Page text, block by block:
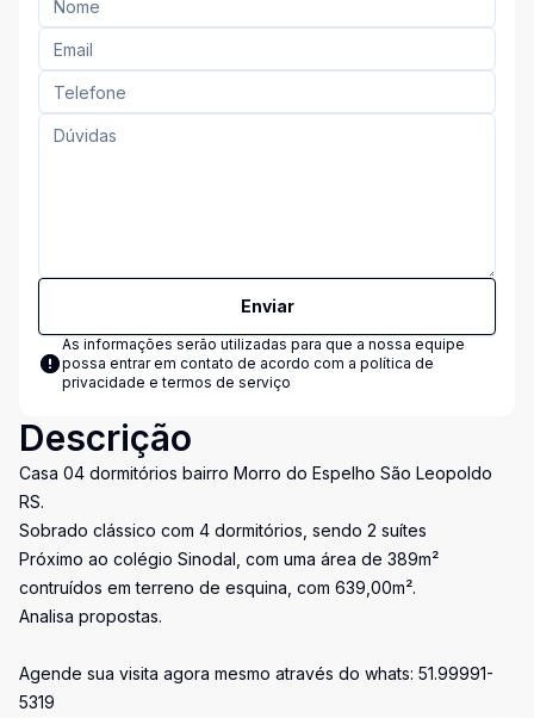
Enviar
As informações serão utilizadas para que a nossa equipe
possa entrar em contato de acordo com a política de
privacidade e termos de serviço
Descrição
Casa 04 dormitórios bairro Morro do Espelho São Leopoldo
RS.
Sobrado clássico com 4 dormitórios, sendo 2 suítes
Próximo ao colégio Sinodal, com uma área de 389m²
contruídos em terreno de esquina, com 639,00m².
Analisa propostas.
Agende sua visita agora mesmo através do whats: 51.99991-
5319